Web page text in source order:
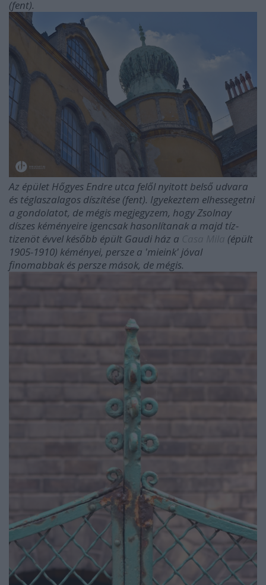
(fent).
Az épület Hőgyes Endre utca felől nyitott belső udvara
és téglaszalagos díszítése (fent). Igyekeztem elhessegetni
a gondolatot, de mégis megjegyzem, hogy Zsolnay
díszes kéményeire igencsak hasonlítanak a majd tíz-
tizenöt évvel később épült Gaudi ház a
(épült
1905-1910) kéményei, persze a 'mieink' jóval
finomabbak és persze mások, de mégis.